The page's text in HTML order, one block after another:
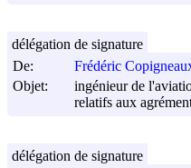
De:
Frédéric
Objet:
ingénieur de
relatifs aux
délégation de signature
délégation de signature